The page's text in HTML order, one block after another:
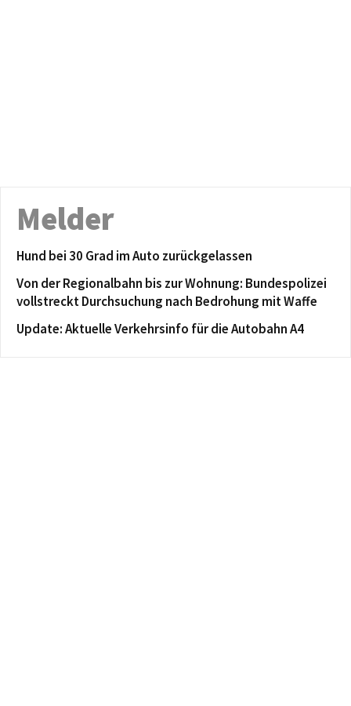
Melder
Hund bei 30 Grad im Auto zurückgelassen
Von der Regionalbahn bis zur Wohnung: Bundespolizei
vollstreckt Durchsuchung nach Bedrohung mit Waffe
Update: Aktuelle Verkehrsinfo für die Autobahn A4